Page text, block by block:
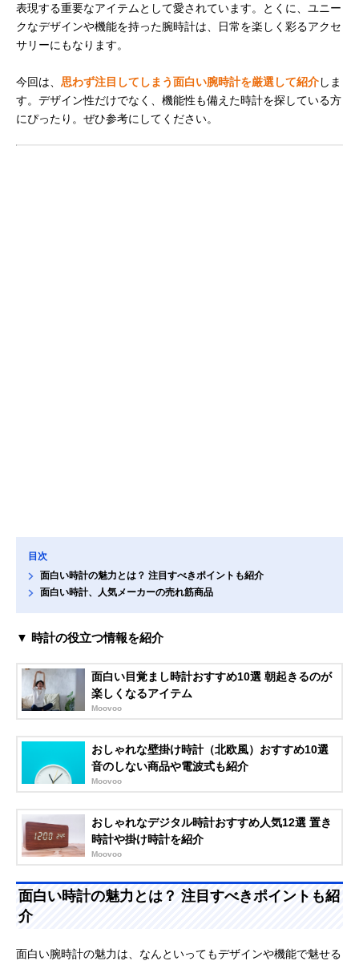
表現する重要なアイテムとして愛されています。とくに、ユニー
クなデザインや機能を持った腕時計は、日常を楽しく彩るアクセ
サリーにもなります。
今回は、 思わず注目してしまう面白い腕時計を厳選して紹介しま
す。デザイン性だけでなく、機能性も備えた時計を探している方
にぴったり。ぜひ参考にしてください。
目次
面白い時計の魅力とは？ 注目すべきポイントも紹介
面白い時計、人気メーカーの売れ筋商品
▼ 時計の役立つ情報を紹介
面白い目覚まし時計おすすめ10選 朝起きるのが
楽しくなるアイテム
Moovoo
おしゃれな壁掛け時計（北欧風）おすすめ10選
音のしない商品や電波式も紹介
Moovoo
おしゃれなデジタル時計おすすめ人気12選 置き
時計や掛け時計を紹介
Moovoo
面白い時計の魅力とは？ 注目すべきポイントも紹
介
面白い腕時計の魅力は、なんといってもデザインや機能で魅せる